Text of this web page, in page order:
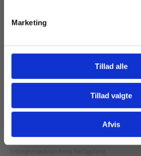
Marketing
Tillad alle
Tillad valgte
Afvis
Kloakmesterarbejde - en håndbog
Entreprenørbranchens Forlagsfond
Gå til praxisOnline